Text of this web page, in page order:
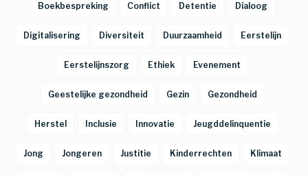
Boekbespreking Conflict Detentie Dialoog
Digitalisering Diversiteit Duurzaamheid Eerstelijn
Eerstelijnszorg Ethiek Evenement
Geestelijke gezondheid Gezin Gezondheid
Herstel Inclusie Innovatie Jeugddelinquentie
Jong Jongeren Justitie Kinderrechten Klimaat